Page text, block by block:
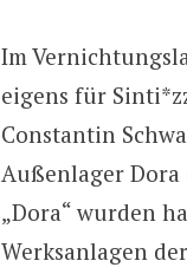
Im
eigens für
Constantin
Außenlager
„Dora“ wurden
Werksanlagen